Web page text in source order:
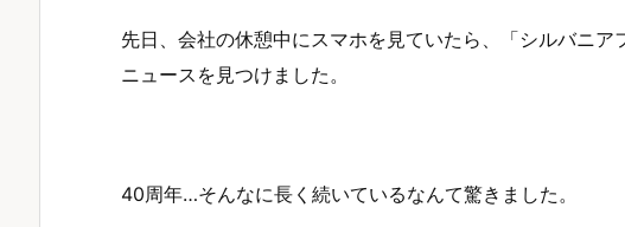
先日、会社の休憩中にスマホを見ていたら、「シルバニ
ニュースを見つけました。
40周年…そんなに長く続いているなんて驚きました。